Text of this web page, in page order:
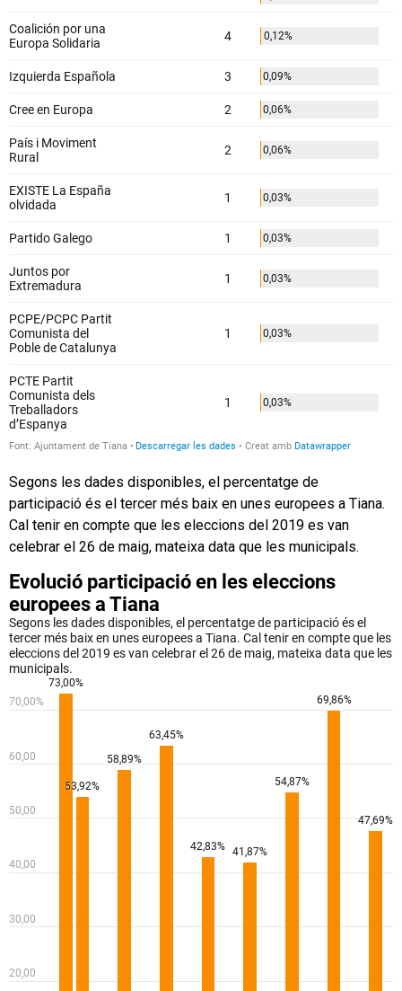
Segons les dades disponibles, el percentatge de
participació és el tercer més baix en unes europees a Tiana.
Cal tenir en compte que les eleccions del 2019 es van
celebrar el 26 de maig, mateixa data que les municipals.